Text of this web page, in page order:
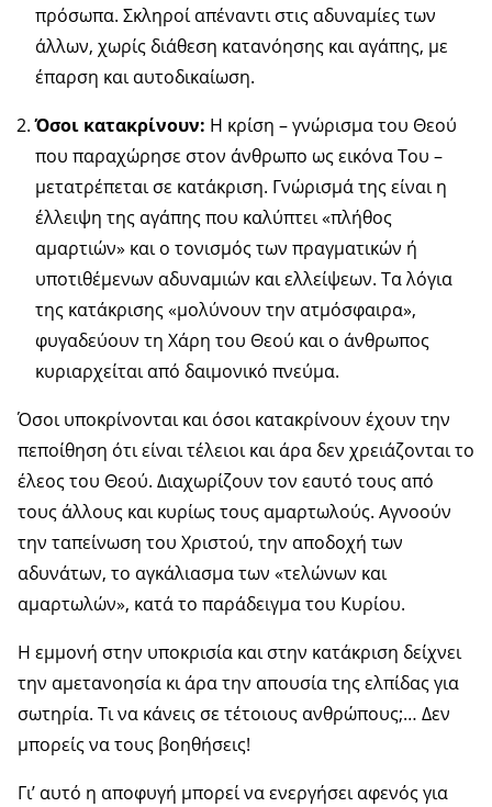
πρόσωπα. Σκληροί απέναντι στις αδυναμίες των
άλλων, χωρίς διάθεση κατανόησης και αγάπης, με
έπαρση και αυτοδικαίωση.
Όσοι κατακρίνουν: Η κρίση – γνώρισμα του Θεού
που παραχώρησε στον άνθρωπο ως εικόνα Του –
μετατρέπεται σε κατάκριση. Γνώρισμά της είναι η
έλλειψη της αγάπης που καλύπτει «πλήθος
αμαρτιών» και ο τονισμός των πραγματικών ή
υποτιθέμενων αδυναμιών και ελλείψεων. Τα λόγια
της κατάκρισης «μολύνουν την ατμόσφαιρα»,
φυγαδεύουν τη Χάρη του Θεού και ο άνθρωπος
κυριαρχείται από δαιμονικό πνεύμα.
Όσοι υποκρίνονται και όσοι κατακρίνουν έχουν την
πεποίθηση ότι είναι τέλειοι και άρα δεν χρειάζονται το
έλεος του Θεού. Διαχωρίζουν τον εαυτό τους από
τους άλλους και κυρίως τους αμαρτωλούς. Αγνοούν
την ταπείνωση του Χριστού, την αποδοχή των
αδυνάτων, το αγκάλιασμα των «τελώνων και
αμαρτωλών», κατά το παράδειγμα του Κυρίου.
Η εμμονή στην υποκρισία και στην κατάκριση δείχνει
την αμετανοησία κι άρα την απουσία της ελπίδας για
σωτηρία. Τι να κάνεις σε τέτοιους ανθρώπους;… Δεν
μπορείς να τους βοηθήσεις!
Γι’ αυτό η αποφυγή μπορεί να ενεργήσει αφενός για